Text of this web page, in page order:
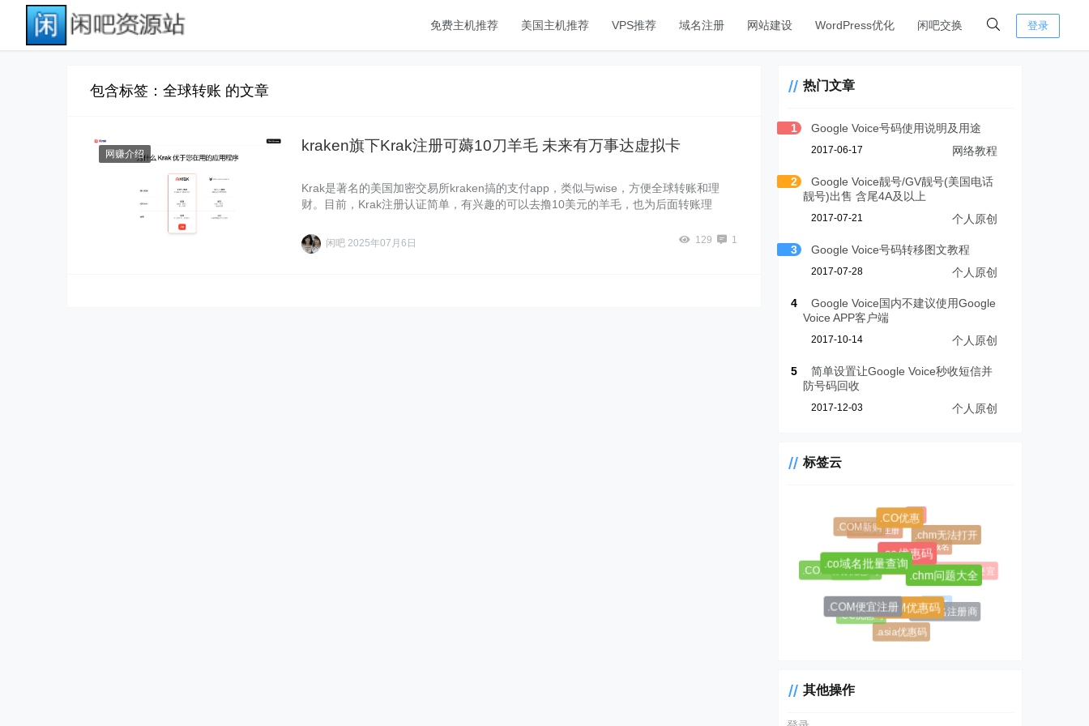
免费主机推荐 美国主机推荐 VPS推荐 域名注册 网站建设 WordPress优化 闲吧交换 登录
包含标签：全球转账 的文章
网赚介绍 kraken旗下Krak注册可薅10刀羊毛 未来有万事达虚拟卡
Krak是著名的美国加密交易所kraken搞的支付app，类似与wise，方便全球转账和理
财。目前，Krak注册认证简单，有兴趣的可以去撸10美元的羊毛，也为后面转账理
闲吧 2025年07月6日 129 1
热门文章
1 Google Voice号码使用说明及用途
2017-06-17 网络教程
2
Google Voice靓号/GV靓号(美国电话
靓号)出售 含尾4A及以上
2017-07-21 个人原创
3 Google Voice号码转移图文教程
2017-07-28 个人原创
4
Google Voice国内不建议使用Google
Voice APP客户端
2017-10-14 个人原创
5
简单设置让Google Voice秒收短信并
防号码回收
2017-12-03 个人原创
标签云
#1045
#1146
$0.99超级优惠码
.AL域名
.AL域名哪里便宜
.AL域名注册商
.asia优惠码
.CC优惠码
.CC域名
.CC域名注册
.CF
.chm无法打开
.chm问题大全
.COM优惠码
.COM便宜注册
.COM域名优惠码
.COM新购
.CO优惠
.co优惠码
.co域名批量查询
其他操作